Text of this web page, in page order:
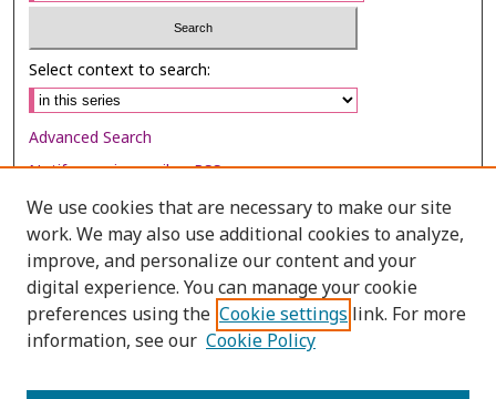
Select context to search:
Advanced Search
Notify me via email orRSS
Browse
Collections
Disciplines
Authors
We use cookies that are necessary to make our site
work. We may also use additional cookies to analyze,
improve, and personalize our content and your
digital experience. You can manage your cookie
preferences using the Cookie settings link. For more
information, see our Cookie Policy